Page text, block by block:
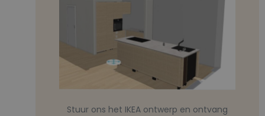
Stuur ons het IKEA ontwerp en ontvang